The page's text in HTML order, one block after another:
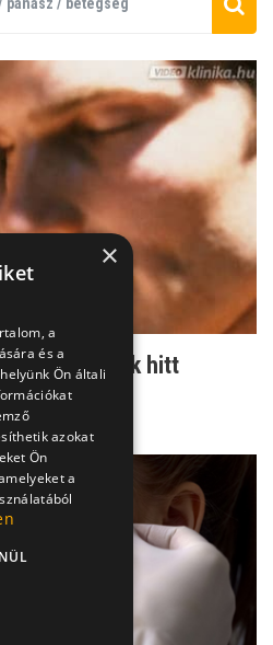
szemölcsnek hitt
×
a
és a
Ön általi
azokat
Ön
a